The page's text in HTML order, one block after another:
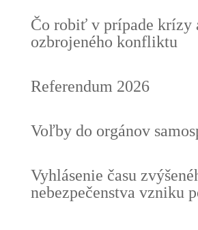
Čo robiť v prípade krízy
ozbrojeného konfliktu
Referendum 2026
Voľby do orgánov
Vyhlásenie času
nebezpečenstva vzniku